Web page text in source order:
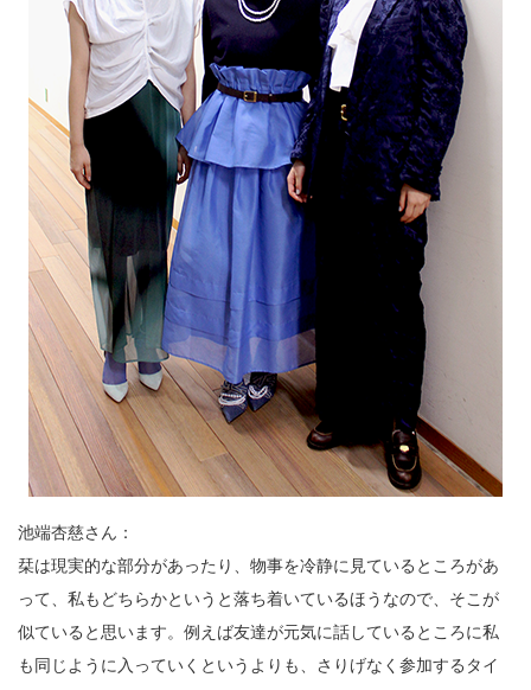
池端杏慈さん：
栞は現実的な部分があったり、物事を冷静に見ているところがあ
って、私もどちらかというと落ち着いているほうなので、そこが
似ていると思います。例えば友達が元気に話しているところに私
も同じように入っていくというよりも、さりげなく参加するタイ